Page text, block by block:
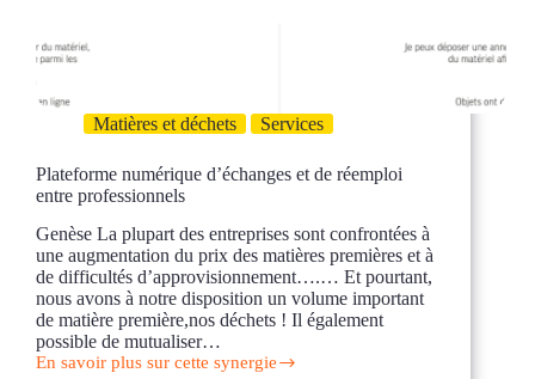
Matières et déchets Services
Plateforme numérique d’échanges et de réemploi
entre professionnels
Genèse La plupart des entreprises sont confrontées à
une augmentation du prix des matières premières et à
de difficultés d’approvisionnement….… Et pourtant,
nous avons à notre disposition un volume important
de matière première,nos déchets ! Il également
possible de mutualiser…
En savoir plus sur cette synergie
Plateforme